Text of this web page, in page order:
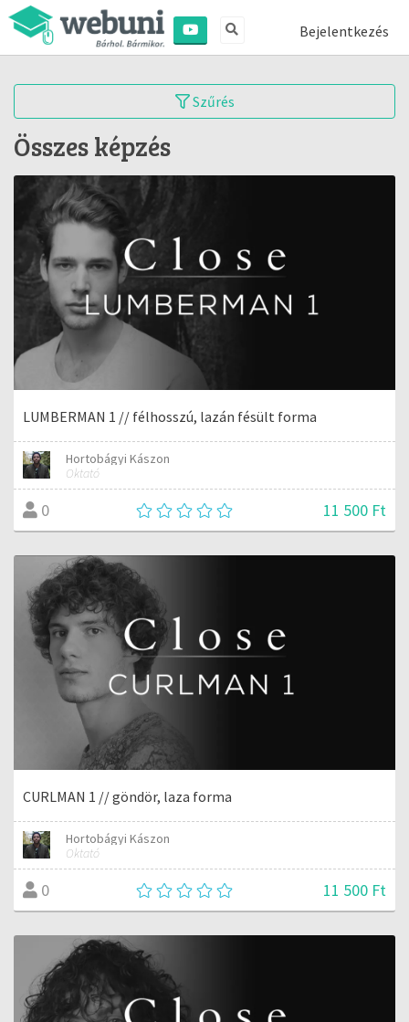
Bejelentkezés
Szűrés
Összes képzés
LUMBERMAN 1 // félhosszú, lazán fésült forma
Hortobágyi Kászon
Oktató
0 11 500 Ft
CURLMAN 1 // göndör, laza forma
Hortobágyi Kászon
Oktató
0 11 500 Ft